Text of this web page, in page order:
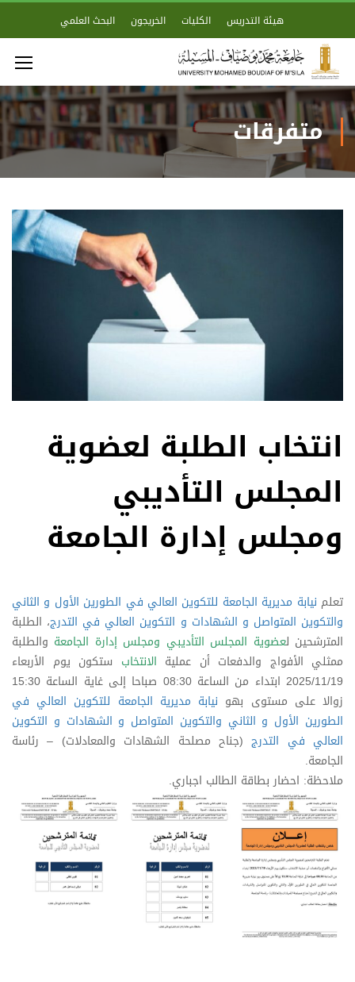
هيئة التدريس الكليات الخريجون البحث العلمي
متفرقات
انتخاب الطلبة لعضوية
المجلس التأديبي
ومجلس إدارة الجامعة
تعلم نيابة مديرية الجامعة للتكوين العالي في الطورين الأول و الثاني
والتكوين المتواصل و الشهادات و التكوين العالي في التدرج، الطلبة
المترشحين لعضوية المجلس التأديبي ومجلس إدارة الجامعة والطلبة
ممثلي الأفواج والدفعات أن عملية الانتخاب ستكون يوم الأربعاء
2025/11/19 ابتداء من الساعة 08:30 صباحا إلى غاية الساعة 15:30
زوالا على مستوى بهو نيابة مديرية الجامعة للتكوين العالي في
الطورين الأول و الثاني والتكوين المتواصل و الشهادات و التكوين
العالي في التدرج(جناح مصلحة الشهادات والمعادلات) – رئاسة
الجامعة.
ملاحظة: احضار بطاقة الطالب اجباري.